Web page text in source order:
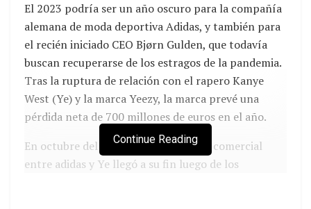
El 2023 podría ser un año oscuro para la compañía
alemana de moda deportiva Adidas, y también para
el recién iniciado CEO Bjørn Gulden, que todavía
buscan recuperarse de los estragos de la pandemia.
Tras la ruptura de relación con el rapero Kanye
West (Ye) y la marca Yeezy, la marca prevé una
pérdida neta de 700 millones de euros en el año.
En octubre del año pasado, la alianza comercial
entre adidas y Ye llegó a su fin luego de los
Continue Reading